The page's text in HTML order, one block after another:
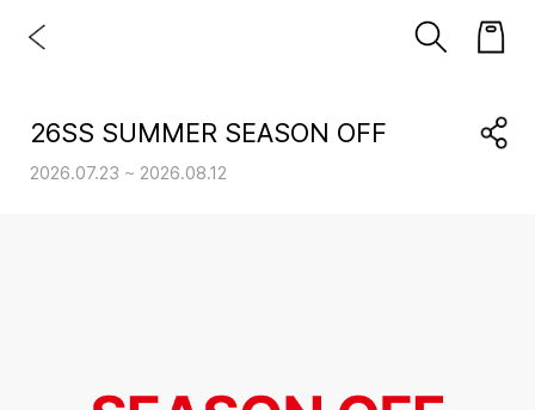
26SS SUMMER SEASON OFF
2026.07.23 ~ 2026.08.12